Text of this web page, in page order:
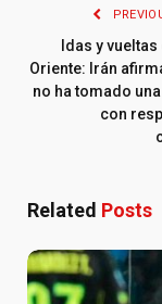
Idas y
Oriente: Irán
no ha tomado
con
Related Posts